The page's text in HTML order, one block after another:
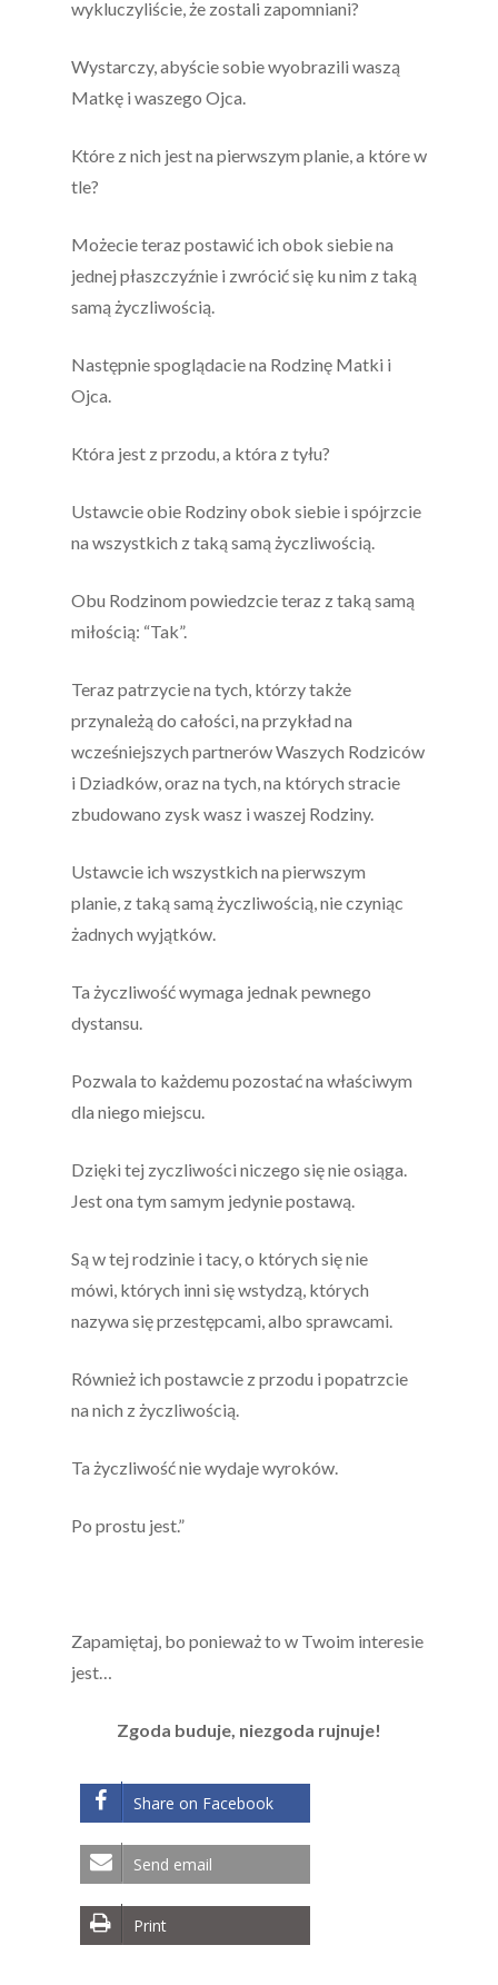
wykluczyliście, że zostali zapomniani?
Wystarczy, abyście sobie wyobrazili waszą
Matkę i waszego Ojca.
Które z nich jest na pierwszym planie, a które w
tle?
Możecie teraz postawić ich obok siebie na
jednej płaszczyźnie i zwrócić się ku nim z taką
samą życzliwością.
Następnie spoglądacie na Rodzinę Matki i
Ojca.
Która jest z przodu, a która z tyłu?
Ustawcie obie Rodziny obok siebie i spójrzcie
na wszystkich z taką samą życzliwością.
Obu Rodzinom powiedzcie teraz z taką samą
miłością: “Tak”.
Teraz patrzycie na tych, którzy także
przynależą do całości, na przykład na
wcześniejszych partnerów Waszych Rodziców
i Dziadków, oraz na tych, na których stracie
zbudowano zysk wasz i waszej Rodziny.
Ustawcie ich wszystkich na pierwszym
planie, z taką samą życzliwością, nie czyniąc
żadnych wyjątków.
Ta życzliwość wymaga jednak pewnego
dystansu.
Pozwala to każdemu pozostać na właściwym
dla niego miejscu.
Dzięki tej zyczliwości niczego się nie osiąga.
Jest ona tym samym jedynie postawą.
Są w tej rodzinie i tacy, o których się nie
mówi, których inni się wstydzą, których
nazywa się przestępcami, albo sprawcami.
Również ich postawcie z przodu i popatrzcie
na nich z życzliwością.
Ta życzliwość nie wydaje wyroków.
Po prostu jest.”
Zapamiętaj, bo ponieważ to w Twoim interesie
jest…
Zgoda buduje, niezgoda rujnuje!
Share on Facebook
Send email
Print